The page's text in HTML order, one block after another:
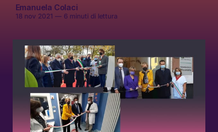
Emanuela Colaci
18 nov 2021 — 6 minuti di lettura